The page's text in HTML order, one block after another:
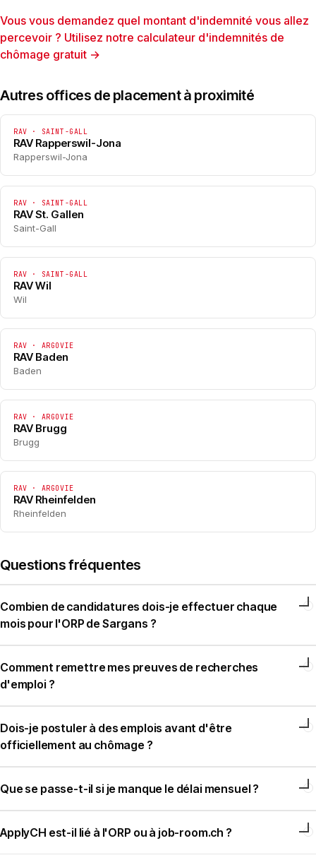
Vous vous demandez quel montant d'indemnité vous allez
percevoir ? Utilisez notre calculateur d'indemnités de
chômage gratuit →
Autres offices de placement à proximité
RAV · SAINT-GALL
RAV Rapperswil-Jona
Rapperswil-Jona
RAV · SAINT-GALL
RAV St. Gallen
Saint-Gall
RAV · SAINT-GALL
RAV Wil
Wil
RAV · ARGOVIE
RAV Baden
Baden
RAV · ARGOVIE
RAV Brugg
Brugg
RAV · ARGOVIE
RAV Rheinfelden
Rheinfelden
Questions fréquentes
Combien de candidatures dois-je effectuer chaque
mois pour l'ORP de Sargans ?
Comment remettre mes preuves de recherches
d'emploi ?
Dois-je postuler à des emplois avant d'être
officiellement au chômage ?
Que se passe-t-il si je manque le délai mensuel ?
ApplyCH est-il lié à l'ORP ou à job-room.ch ?